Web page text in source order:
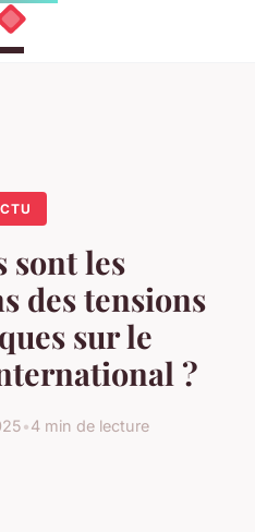
sont les
des tensions
sur le
?
•4 min de lecture